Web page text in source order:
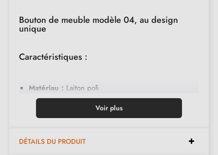
Bouton de meuble modèle 04, au design
unique
Caractéristiques :
Matériau : Laiton poli
Forme :
Sphère et cylindre mince
Montage :Fixation simple avec vis M4 incluse
Dimensions :
Voir plus
DÉTAILS DU PRODUIT